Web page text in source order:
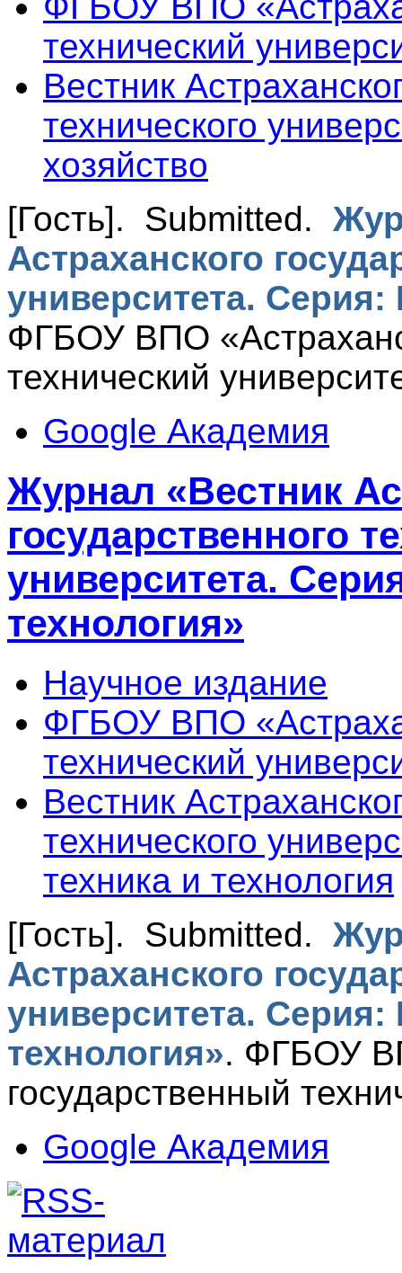
технический
Вестник
технического
хозяйство
[Гость]. Submitted.
Астраханского
университета.
ФГБОУ ВПО
технический
Google Академия
Журнал «Вестник
государственного
университета.
технология»
Научное издание
ФГБОУ ВПО
технический
Вестник
технического
техника и технология
[Гость]. Submitted.
Астраханского
университета. Серия:
технология». ФГБОУ
государственный
Google Академия